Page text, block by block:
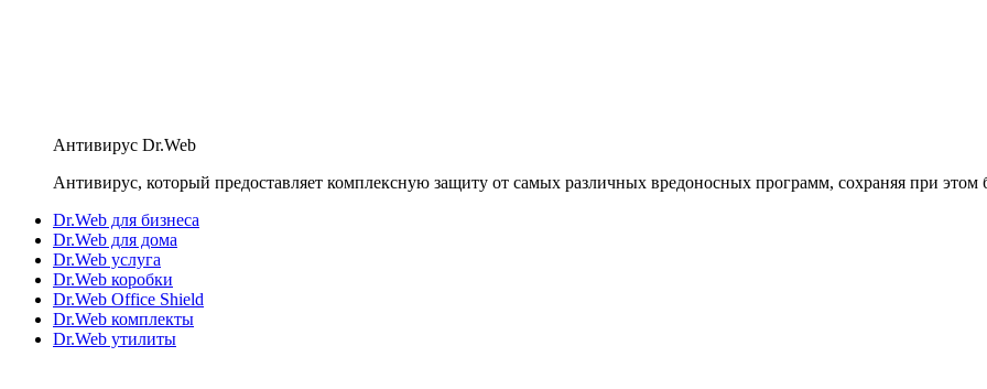
Антивирус Dr.Web
Антивирус, который предоставляет комплексную защиту от самых различных вредоносных программ, сохраняя при этом
Dr.Web для бизнеса
Dr.Web для дома
Dr.Web услуга
Dr.Web коробки
Dr.Web Office Shield
Dr.Web комплекты
Dr.Web утилиты